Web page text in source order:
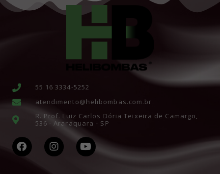
55 16 3334-5252
atendimento@helibombas.com.br
R. Prof. Luiz Carlos Dória Teixeira de Camargo,
536 - Araraquara - SP